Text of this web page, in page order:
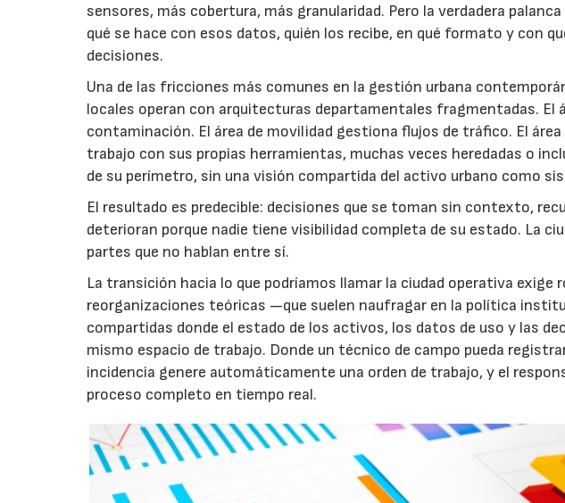
sensores, más cobertura, más granularidad. Pero la verdadera
qué se hace con esos datos, quién los recibe, en qué formato y con
decisiones.
Una de las fricciones más comunes en la gestión urbana
locales operan con arquitecturas departamentales fragmentadas. El
contaminación. El área de movilidad gestiona flujos de tráfico. El
trabajo con sus propias herramientas, muchas veces heredadas o
de su perímetro, sin una visión compartida del activo urbano como
El resultado es predecible: decisiones que se toman sin contexto,
deterioran porque nadie tiene visibilidad completa de su estado. La
partes que no hablan entre sí.
La transición hacia lo que podríamos llamar la ciudad operativa exige
reorganizaciones teóricas —que suelen naufragar en la política
compartidas donde el estado de los activos, los datos de uso y las
mismo espacio de trabajo. Donde un técnico de campo pueda
incidencia genere automáticamente una orden de trabajo, y el
proceso completo en tiempo real.